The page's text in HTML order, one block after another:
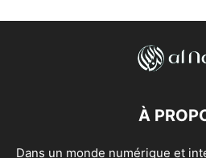
À
Dans un monde numérique et